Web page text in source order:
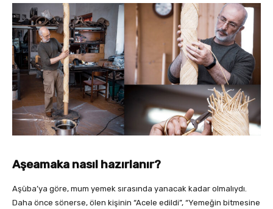
Aşeamaka nasıl hazırlanır?
Aşüba’ya göre, mum yemek sırasında yanacak kadar olmalıydı.
Daha önce sönerse, ölen kişinin “Acele edildi”, “Yemeğin bitmesine